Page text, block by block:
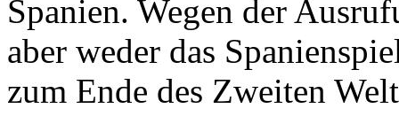
Spanien. Wegen der
aber weder das
zum Ende des Zweiten